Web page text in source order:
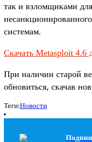
так и взломщиками
системам.
Скачать Metasploit 4.6
При наличии старой
обновиться, скачав
Теги:Новости